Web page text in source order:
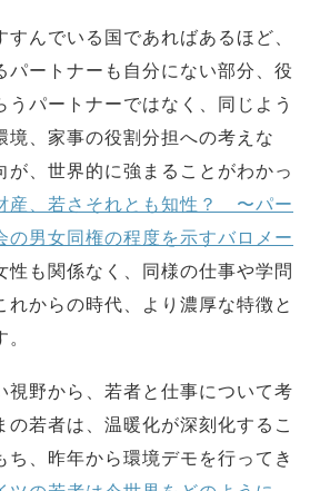
すんでいる国であればあるほど、
パートナーも自分にない部分、役
うパートナーではなく、同じよう
境、家事の役割分担への考えな
が、世界的に強まることがわかっ
産、若さそれとも知性？ 〜パー
の男女同権の程度を示すバロメー
性も関係なく、同様の仕事や学問
れからの時代、より濃厚な特徴と
視野から、若者と仕事について考
の若者は、温暖化が深刻化するこ
ち、昨年から環境デモを行ってき